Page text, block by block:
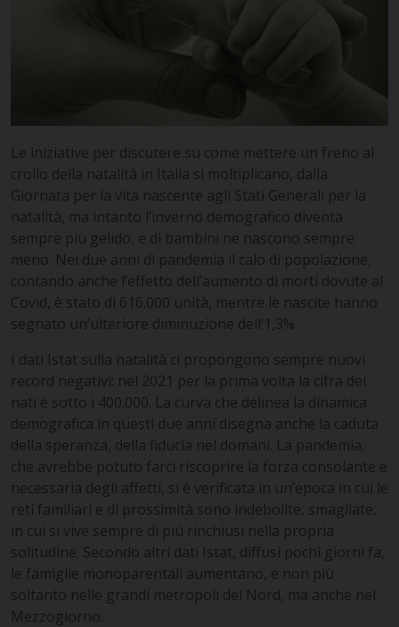
Le iniziative per discutere su come mettere un freno al
crollo della natalità in Italia si moltiplicano, dalla
Giornata per la vita nascente agli Stati Generali per la
natalità, ma intanto l’inverno demografico diventa
sempre più gelido, e di bambini ne nascono sempre
meno. Nei due anni di pandemia il calo di popolazione,
contando anche l’effetto dell’aumento di morti dovute al
Covid, è stato di 616.000 unità, mentre le nascite hanno
segnato un’ulteriore diminuzione dell’1,3%.
I dati Istat sulla natalità ci propongono sempre nuovi
record negativi: nel 2021 per la prima volta la cifra dei
nati è sotto i 400.000. La curva che delinea la dinamica
demografica in questi due anni disegna anche la caduta
della speranza, della fiducia nel domani. La pandemia,
che avrebbe potuto farci riscoprire la forza consolante e
necessaria degli affetti, si è verificata in un’epoca in cui le
reti familiari e di prossimità sono indebolite, smagliate,
in cui si vive sempre di più rinchiusi nella propria
solitudine. Secondo altri dati Istat, diffusi pochi giorni fa,
le famiglie monoparentali aumentano, e non più
soltanto nelle grandi metropoli del Nord, ma anche nel
Mezzogiorno.